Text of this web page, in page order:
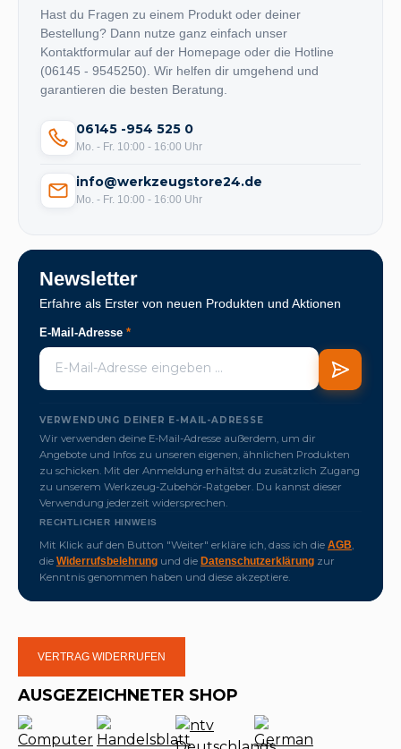
Hast du Fragen zu einem Produkt oder deiner
Bestellung? Dann nutze ganz einfach unser
Kontaktformular auf der Homepage oder die Hotline
(06145 - 9545250). Wir helfen dir umgehend und
garantieren die besten Beratung.
06145 -954 525 0
Mo. - Fr. 10:00 - 16:00 Uhr
info@werkzeugstore24.de
Mo. - Fr. 10:00 - 16:00 Uhr
Newsletter
Erfahre als Erster von neuen Produkten und Aktionen
E-Mail-Adresse *
VERWENDUNG DEINER E-MAIL-ADRESSE
Wir verwenden deine E-Mail-Adresse außerdem, um dir
Angebote und Infos zu unseren eigenen, ähnlichen Produkten
zu schicken. Mit der Anmeldung erhältst du zusätzlich Zugang
zu unserem Werkzeug-Zubehör-Ratgeber. Du kannst dieser
Verwendung jederzeit widersprechen.
RECHTLICHER HINWEIS
Mit Klick auf den Button "Weiter" erkläre ich, dass ich die AGB
die Widerrufsbelehrung und die Datenschutzerklärung zur
Kenntnis genommen haben und diese akzeptiere.
VERTRAG WIDERRUFEN
AUSGEZEICHNETER SHOP